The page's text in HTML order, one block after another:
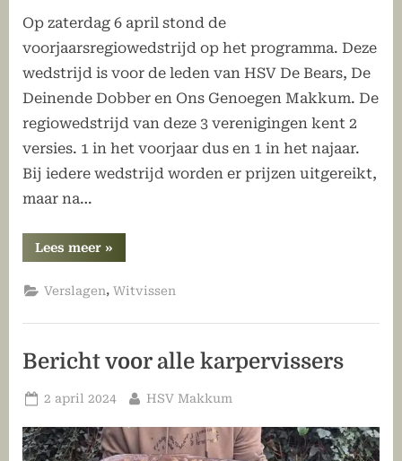
Op zaterdag 6 april stond de
voorjaarsregiowedstrijd op het programma. Deze
wedstrijd is voor de leden van HSV De Bears, De
Deinende Dobber en Ons Genoegen Makkum. De
regiowedstrijd van deze 3 verenigingen kent 2
versies. 1 in het voorjaar dus en 1 in het najaar.
Bij iedere wedstrijd worden er prijzen uitgereikt,
maar na…
Lees meer“Voorjaarsregiowedstrijd
gevist”
»
Verslagen,Witvissen
Bericht voor alle karpervissers
Geplaatst
2 april 2024 Door
HSV Makkum